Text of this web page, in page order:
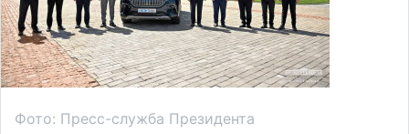
Фото: Пресс-служба Президента